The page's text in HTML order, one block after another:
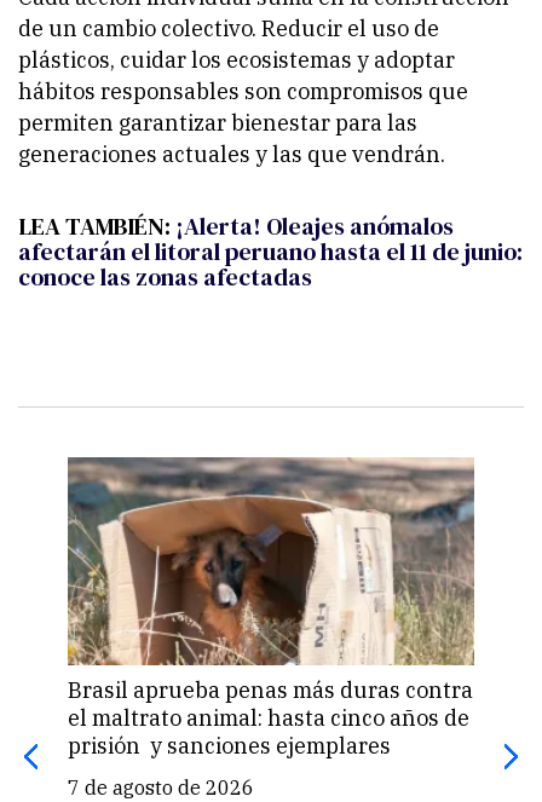
de un cambio colectivo. Reducir el uso de
plásticos, cuidar los ecosistemas y adoptar
hábitos responsables son compromisos que
permiten garantizar bienestar para las
generaciones actuales y las que vendrán.
LEA TAMBIÉN: ¡Alerta! Oleajes anómalos
afectarán el litoral peruano hasta el 11 de junio:
conoce las zonas afectadas
Brasil aprueba penas más duras contra
el maltrato animal: hasta cinco años de
prisión y sanciones ejemplares
7 de agosto de 2026